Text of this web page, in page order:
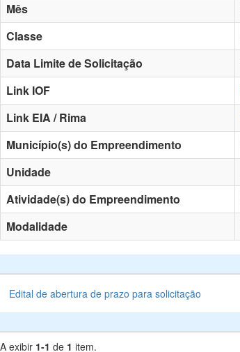
Mês
Classe
Data Limite de Solicitação
Link IOF
Link EIA / Rima
Município(s) do Empreendimento
Unidade
Atividade(s) do Empreendimento
Modalidade
Edital de abertura de prazo para solicitação
A exibir 1-1 de 1 item.